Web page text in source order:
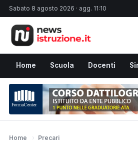
Sabato 8 agosto 2026 · agg. 11:10
Home Scuola Docenti
Home › Precari